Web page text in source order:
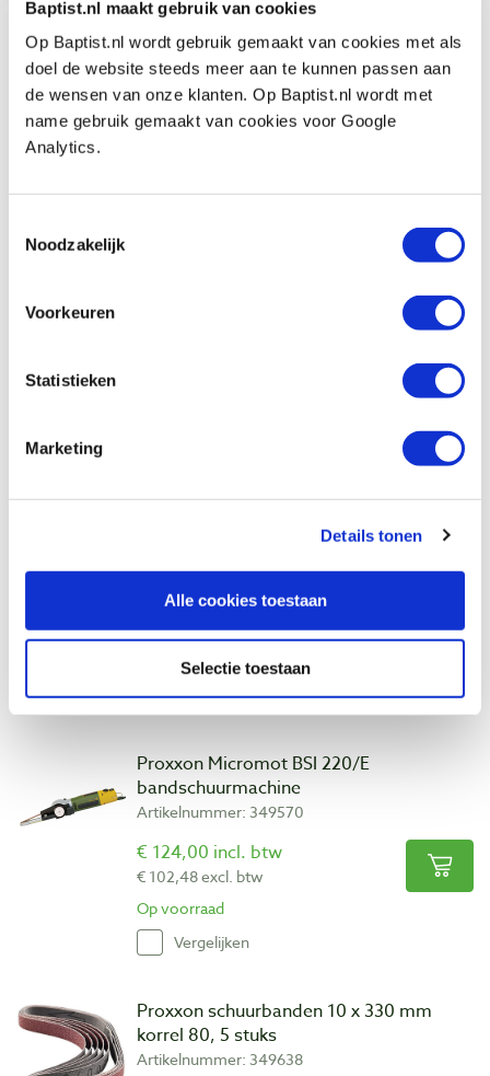
Baptist.nl maakt gebruik van cookies
Op Baptist.nl wordt gebruik gemaakt van cookies met als
doel de website steeds meer aan te kunnen passen aan
de wensen van onze klanten. Op Baptist.nl wordt met
name gebruik gemaakt van cookies voor Google
Analytics.
Noodzakelijk
Voorkeuren
Statistieken
Marketing
Details tonen
Alle cookies toestaan
Selectie toestaan
Aanbieding
Artikelnummer: 402807
adviesprijs € 38,25
€ 29,90 incl. btw
Vergelijken
Proxxon schuurbanden 10 x 330 mm
10 x 330 mm korrel 180, 5 stuks
€ 5,90 incl. btw
€ 4,88 excl. btw
Op voorraad
Vergelijken
Proxxon Micromot BSI 220/E
bandschuurmachine
Artikelnummer: 349570
€ 124,00 incl. btw
€ 102,48 excl. btw
Op voorraad
Vergelijken
Proxxon schuurbanden 10 x 330 mm
korrel 80, 5 stuks
Artikelnummer: 349638